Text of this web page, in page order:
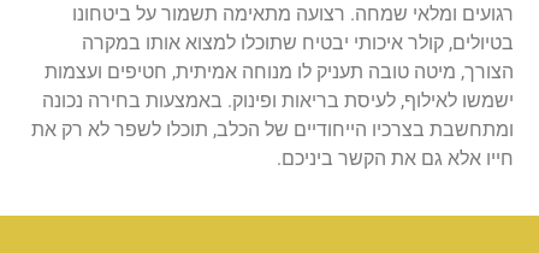
רגועים ומלאי שמחה. רצועה מתאימה תשמור על ביטחונו
בטיולים, קולר איכותי יבטיח שתוכלו למצוא אותו במקרה
הצורך, מיטה טובה תעניק לו מנוחה אמיתית, חטיפים ועצמות
ישמשו לאילוף, לעיסת בריאות ופינוק. באמצעות בחירה נכונה
ומתחשבת בצרכיו הייחודיים של הכלב, תוכלו לשפר לא רק את
חייו אלא גם את הקשר ביניכם.